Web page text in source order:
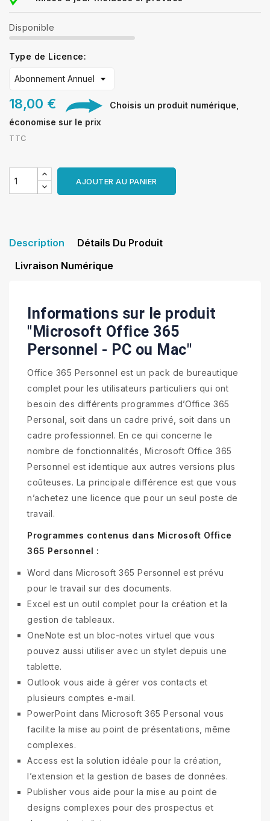
Disponible
Type de Licence:
18,00 €
Choisis un produit numérique,
économise sur le prix
TTC
AJOUTER AU PANIER
Description
Détails Du Produit
Livraison Numérique
Informations sur le produit
"Microsoft Office 365
Personnel - PC ou Mac"
Office 365 Personnel est un pack de bureautique
complet pour les utilisateurs particuliers qui ont
besoin des différents programmes d’Office 365
Personal, soit dans un cadre privé, soit dans un
cadre professionnel. En ce qui concerne le
nombre de fonctionnalités, Microsoft Office 365
Personnel est identique aux autres versions plus
coûteuses. La principale différence est que vous
n’achetez une licence que pour un seul poste de
travail.
Programmes contenus dans Microsoft Office
365 Personnel :
Word dans Microsoft 365 Personnel est prévu
pour le travail sur des documents.
Excel est un outil complet pour la création et la
gestion de tableaux.
OneNote est un bloc-notes virtuel que vous
pouvez aussi utiliser avec un stylet depuis une
tablette.
Outlook vous aide à gérer vos contacts et
plusieurs comptes e-mail.
PowerPoint dans Microsoft 365 Personal vous
facilite la mise au point de présentations, même
complexes.
Access est la solution idéale pour la création,
l’extension et la gestion de bases de données.
Publisher vous aide pour la mise au point de
designs complexes pour des prospectus et